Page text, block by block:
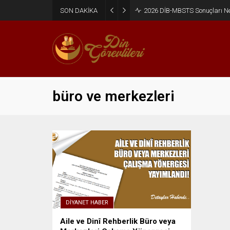
SON DAKİKA 2026 DİB-MBSTS Sonuçları
büro ve merkezleri
DIYANET HABER
Aile ve Dinî Rehberlik Büro veya